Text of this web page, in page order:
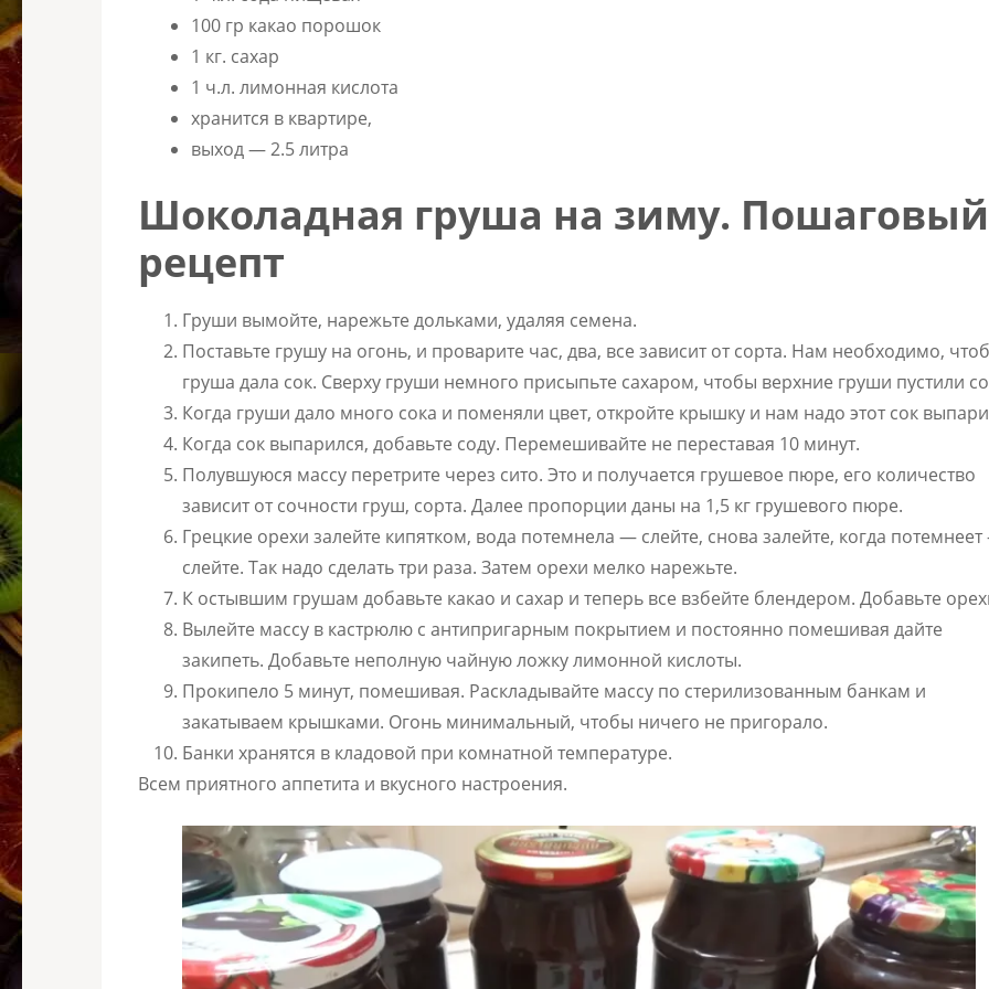
100 гр какао порошок
1 кг. сахар
1 ч.л. лимонная кислота
хранится в квартире,
выход — 2.5 литра
Шоколадная груша на зиму. Пошаговый
рецепт
Груши вымойте, нарежьте дольками, удаляя семена.
Поставьте грушу на огонь, и проварите час, два, все зависит от сорта. Нам необходимо,
груша дала сок. Сверху груши немного присыпьте сахаром, чтобы верхние груши пустили
Когда груши дало много сока и поменяли цвет, откройте крышку и нам надо этот сок
Когда сок выпарился, добавьте соду. Перемешивайте не переставая 10 минут.
Полувшуюся массу перетрите через сито. Это и получается грушевое пюре, его количество
зависит от сочности груш, сорта. Далее пропорции даны на 1,5 кг грушевого пюре.
Грецкие орехи залейте кипятком, вода потемнела — слейте, снова залейте, когда
слейте. Так надо сделать три раза. Затем орехи мелко нарежьте.
К остывшим грушам добавьте какао и сахар и теперь все взбейте блендером. Добавьте
Вылейте массу в кастрюлю с антипригарным покрытием и постоянно помешивая дайте
закипеть. Добавьте неполную чайную ложку лимонной кислоты.
Прокипело 5 минут, помешивая. Раскладывайте массу по стерилизованным банкам и
закатываем крышками. Огонь минимальный, чтобы ничего не пригорало.
Банки хранятся в кладовой при комнатной температуре.
Всем приятного аппетита и вкусного настроения.